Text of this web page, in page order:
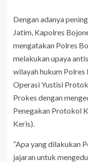
Dengan adanya
Jatim, Kapolres
mengatakan Polres
melakukan upaya
wilayah hukum
Operasi Yustisi
Prokes dengan
Penegakan Protokol
Keris).
“Apa yang dilakukan
jajaran untuk